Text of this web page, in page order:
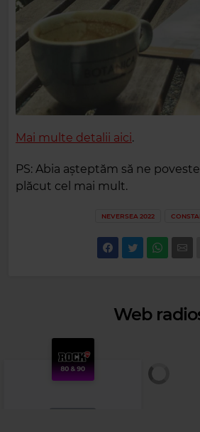
Mai multe detalii aici.
PS: Abia așteptăm să ne
plăcut cel mai mult.
NEVERSEA 2022
Web